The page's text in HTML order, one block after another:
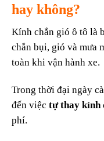
hay không?
Kính chắn gió ô tô là
chắn bụi, gió và mưa
toàn khi vận hành xe.
Trong thời đại ngày
đến việc tự thay kính
phí.